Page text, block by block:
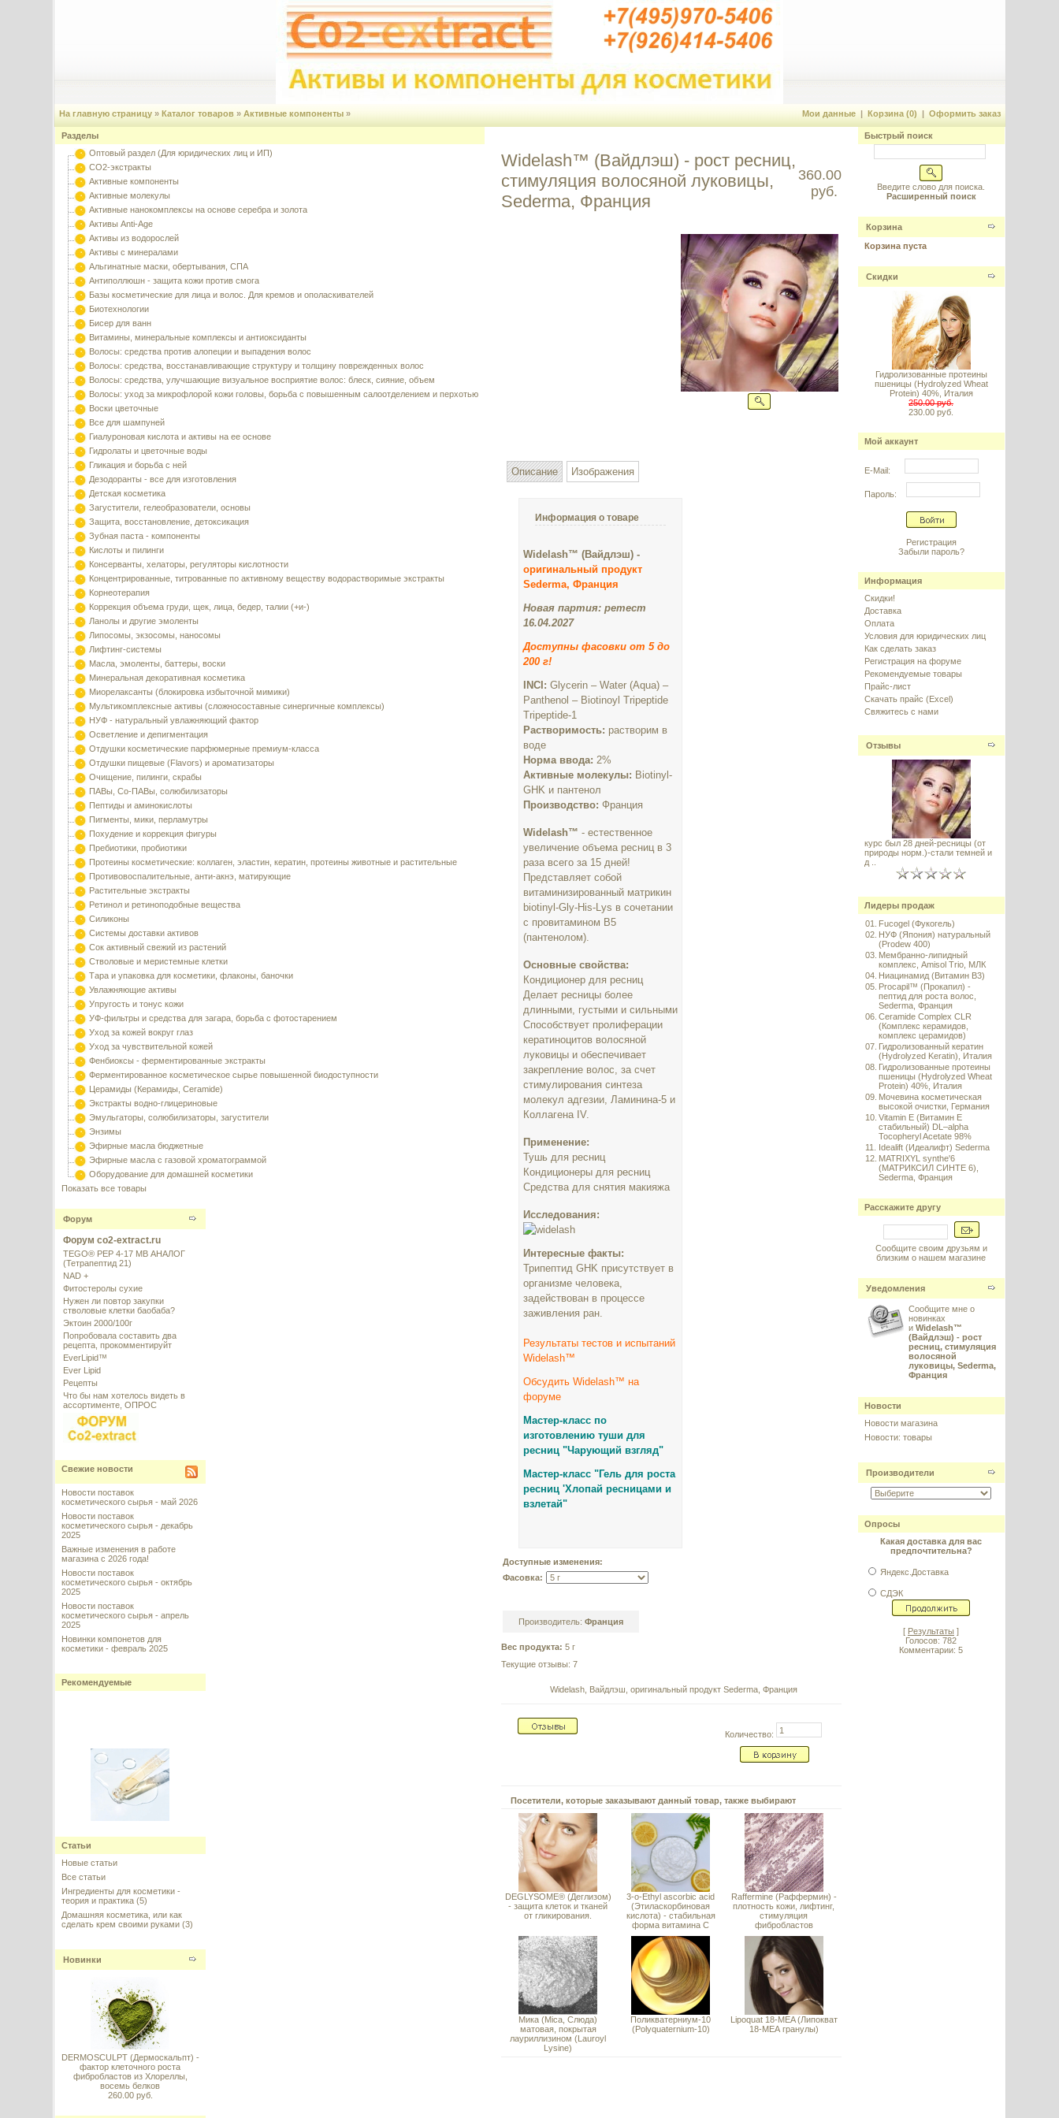
На главную страницу» Каталог товаров» Активные компоненты» Мои данные| Корзина (0) | Оформить заказ
Разделы
Оптовый раздел (Для юридических лиц и ИП)
CO2-экстракты
Активные компоненты
Активные молекулы
Активные нанокомплексы на основе серебра и золота
Активы Anti-Age
Активы из водорослей
Активы с минералами
Альгинатные маски, обертывания, СПА
Антиполлюшн - защита кожи против смога
Базы косметические для лица и волос. Для кремов и ополаскивателей
Биотехнологии
Бисер для ванн
Витамины, минеральные комплексы и антиоксиданты
Волосы: средства против алопеции и выпадения волос
Волосы: средства, восстанавливающие структуру и толщину поврежденных волос
Волосы: средства, улучшающие визуальное восприятие волос: блеск, сияние, объем
Волосы: уход за микрофлорой кожи головы, борьба с повышенным салоотделением и перхотью
Воски цветочные
Все для шампуней
Гиалуроновая кислота и активы на ее основе
Гидролаты и цветочные воды
Гликация и борьба с ней
Дезодоранты - все для изготовления
Детская косметика
Загустители, гелеобразователи, основы
Защита, восстановление, детоксикация
Зубная паста - компоненты
Кислоты и пилинги
Консерванты, хелаторы, регуляторы кислотности
Концентрированные, титрованные по активному веществу водорастворимые экстракты
Корнеотерапия
Коррекция объема груди, щек, лица, бедер, талии (+и-)
Ланолы и другие эмоленты
Липосомы, экзосомы, наносомы
Лифтинг-системы
Масла, эмоленты, баттеры, воски
Минеральная декоративная косметика
Миорелаксанты (блокировка избыточной мимики)
Мультикомплексные активы (сложносоставные синергичные комплексы)
НУФ - натуральный увлажняющий фактор
Осветление и депигментация
Отдушки косметические парфюмерные премиум-класса
Отдушки пищевые (Flavors) и ароматизаторы
Очищение, пилинги, скрабы
ПАВы, Со-ПАВы, солюбилизаторы
Пептиды и аминокислоты
Пигменты, мики, перламутры
Похудение и коррекция фигуры
Пребиотики, пробиотики
Протеины косметические: коллаген, эластин, кератин, протеины животные и растительные
Противовоспалительные, анти-акнэ, матирующие
Растительные экстракты
Ретинол и ретиноподобные вещества
Силиконы
Системы доставки активов
Сок активный свежий из растений
Стволовые и меристемные клетки
Тара и упаковка для косметики, флаконы, баночки
Увлажняющие активы
Упругость и тонус кожи
УФ-фильтры и средства для загара, борьба с фотостарением
Уход за кожей вокруг глаз
Уход за чувствительной кожей
Фенбиоксы - ферментированные экстракты
Ферментированное косметическое сырье повышенной биодоступности
Церамиды (Керамиды, Ceramide)
Экстракты водно-глицериновые
Эмульгаторы, солюбилизаторы, загустители
Энзимы
Эфирные масла бюджетные
Эфирные масла с газовой хроматограммой
Оборудование для домашней косметики
Показать все товары
Форум
Форум co2-extract.ru
TEGO® PEP 4-17 MB АНАЛОГ
(Тетрапептид 21)
NAD +
Фитостеролы сухие
Нужен ли повтор закупки
стволовые клетки баобаба?
Эктоин 2000/100г
Попробовала составить два
рецепта, прокомментируйт
EverLipid™
Ever Lipid
Рецепты
Что бы нам хотелось видеть в
ассортименте, ОПРОС
Свежие новости
Новости поставок
косметического сырья - май 2026
Новости поставок
косметического сырья - декабрь
2025
Важные изменения в работе
магазина с 2026 года!
Новости поставок
косметического сырья - октябрь
2025
Новости поставок
косметического сырья - апрель
2025
Новинки компонетов для
косметики - февраль 2025
Рекомендуемые
---------
acid), 10 г
---------
Danox HC-30 (Данокс) -
кондиционирующий эмульгатор
для ополаскивателей, 100 г
---------
Статьи
Новые статьи
Все статьи
Ингредиенты для косметики -
теория и практика(5)
Домашняя косметика, или как
сделать крем своими руками(3)
Новинки
DERMOSCULPT (Дермоскальпт) -
фактор клеточного роста
фибробластов из Хлореллы,
восемь белков
260.00 руб.
Widelash™ (Вайдлэш) - рост ресниц,
стимуляция волосяной луковицы,
Sederma, Франция
360.00
руб.
Описание Изображения
Информация о товаре
Widelash™ (Вайдлэш) -
оригинальный продукт
Sederma, Франция
Новая партия: ретест
16.04.2027
Доступны фасовки от 5 до
200 г!
INCI: Glycerin – Water (Aqua) –
Panthenol – Biotinoyl Tripeptide
Tripeptide-1
Растворимость: растворим в
воде
Норма ввода: 2%
Активные молекулы: Biotinyl-
GHK и пантенол
Производство: Франция
Widelash™ - естественное
увеличение объема ресниц в 3
раза всего за 15 дней!
Представляет собой
витаминизированный матрикин
biotinyl-Gly-His-Lys в сочетании
с провитамином B5
(пантенолом).
Основные свойства:
Кондиционер для ресниц
Делает ресницы более
длинными, густыми и сильными
Способствует пролиферации
кератиноцитов волосяной
луковицы и обеспечивает
закрепление волос, за счет
стимулирования синтеза
молекул адгезии, Ламинина-5 и
Коллагена IV.
Применение:
Тушь для ресниц
Кондиционеры для ресниц
Средства для снятия макияжа
Исследования:
Интересные факты:
Трипептид GHK присутствует в
организме человека,
задействован в процессе
заживления ран.
Результаты тестов и испытаний
Widelash™
Обсудить Widelash™ на
форуме
Мастер-класс по
изготовлению туши для
ресниц "Чарующий взгляд"
Мастер-класс "Гель для роста
ресниц 'Хлопай ресницами и
взлетай"
Доступные изменения:
Фасовка:
Производитель: Франция
Вес продукта: 5 г
Текущие отзывы: 7
Widelash, Вайдлэш, оригинальный продукт Sederma, Франция
Количество:
Посетители, которые заказывают данный товар, также выбирают
DEGLYSOME® (Деглизом)
- защита клеток и тканей
от гликирования.
3-o-Ethyl ascorbic acid
(Этиласкорбиновая
кислота) - стабильная
форма витамина С
Raffermine (Раффермин) -
плотность кожи, лифтинг,
стимуляция
фибробластов
Мика (Mica, Слюда)
матовая, покрытая
лауриллизином (Lauroyl
Lysine)
Поликватерниум-10
(Polyquaternium-10)
Lipoquat 18-MEA (Липокват
18-МЕА гранулы)
Быстрый поиск
Введите слово для поиска.
Расширенный поиск
Корзина
Корзина пуста
Скидки
Гидролизованные протеины
пшеницы (Hydrolyzed Wheat
Protein) 40%, Италия
250.00 руб.
230.00 руб.
Мой аккаунт
E-Mail:
Пароль:
Регистрация
Забыли пароль?
Информация
Скидки!
Доставка
Оплата
Условия для юридических лиц
Как сделать заказ
Регистрация на форуме
Рекомендуемые товары
Прайс-лист
Скачать прайс (Excel)
Свяжитесь с нами
Отзывы
курс был 28 дней-ресницы (от
природы норм.)-стали темней и
д ..
Лидеры продаж
01.
Fucogel (Фукогель)
02. НУФ (Япония) натуральный
(Prodew 400)
03. Мембранно-липидный
комплекс, Amisol Trio, МЛК
04. Ниацинамид (Витамин B3)
05. Procapil™ (Прокапил) -
пептид для роста волос,
Sederma, Франция
06. Ceramide Complex CLR
(Комплекс керамидов,
комплекс церамидов)
07. Гидролизованный кератин
(Hydrolyzed Keratin), Италия
08. Гидролизованные протеины
пшеницы (Hydrolyzed Wheat
Protein) 40%, Италия
09. Мочевина косметическая
высокой очистки, Германия
10. Vitamin E (Витамин E
стабильный) DL–alpha
Tocopheryl Acetate 98%
11.
Idealift (Идеалифт) Sederma
12. MATRIXYL synthe'6
(МАТРИКСИЛ СИНТЕ 6),
Sederma, Франция
Расскажите другу
Сообщите своим друзьям и
близким о нашем магазине
Уведомления
Сообщите мне о
новинках
и Widelash™
(Вайдлэш) - рост
ресниц, стимуляция
волосяной
луковицы, Sederma,
Франция
Новости
Новости магазина
Новости: товары
Производители
Опросы
Какая доставка для вас
предпочтительна?
Яндекс.Доставка
СДЭК
[ Результаты ]
Голосов: 782
Комментарии: 5